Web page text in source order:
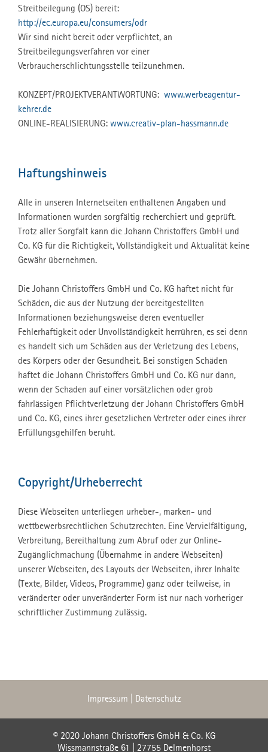
Streitbeilegung (OS) bereit:
http://ec.europa.eu/consumers/odr
Wir sind nicht bereit oder verpflichtet, an
Streitbeilegungsverfahren vor einer
Verbraucherschlichtungsstelle teilzunehmen.
KONZEPT/PROJEKTVERANTWORTUNG: www.werbeagentur-
kehrer.de
ONLINE-REALISIERUNG: www.creativ-plan-hassmann.de
Haftungshinweis
Alle in unseren Internetseiten enthaltenen Angaben und
Informationen wurden sorgfältig recherchiert und geprüft.
Trotz aller Sorgfalt kann die Johann Christoffers GmbH und
Co. KG für die Richtigkeit, Vollständigkeit und Aktualität keine
Gewähr übernehmen.
Die Johann Christoffers GmbH und Co. KG haftet nicht für
Schäden, die aus der Nutzung der bereitgestellten
Informationen beziehungsweise deren eventueller
Fehlerhaftigkeit oder Unvollständigkeit herrühren, es sei denn
es handelt sich um Schäden aus der Verletzung des Lebens,
des Körpers oder der Gesundheit. Bei sonstigen Schäden
haftet die Johann Christoffers GmbH und Co. KG nur dann,
wenn der Schaden auf einer vorsätzlichen oder grob
fahrlässigen Pflichtverletzung der Johann Christoffers GmbH
und Co. KG, eines ihrer gesetzlichen Vertreter oder eines ihrer
Erfüllungsgehilfen beruht.
Copyright/Urheberrecht
Diese Webseiten unterliegen urheber-, marken- und
wettbewerbsrechtlichen Schutzrechten. Eine Vervielfältigung,
Verbreitung, Bereithaltung zum Abruf oder zur Online-
Zugänglichmachung (Übernahme in andere Webseiten)
unserer Webseiten, des Layouts der Webseiten, ihrer Inhalte
(Texte, Bilder, Videos, Programme) ganz oder teilweise, in
veränderter oder unveränderter Form ist nur nach vorheriger
schriftlicher Zustimmung zulässig.
Impressum Datenschutz
© 2020 Johann Christoffers GmbH & Co. KG
Wissmannstraße 61 | 27755 Delmenhorst